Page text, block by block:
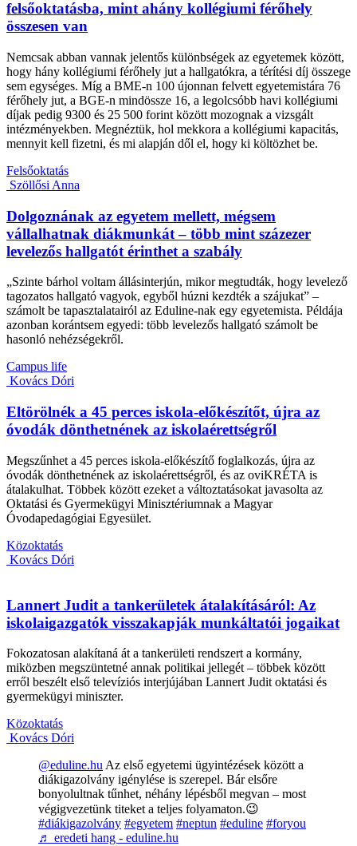
felsőoktatásba, mint ahány kollégiumi férőhely
összesen van
Nemcsak abban vannak jelentős különbségek az egyetemek között,
hogy hány kollégiumi férőhely jut a hallgatókra, a térítési díj összege
sem egységes. Míg a BME-n 100 újonnan felvett egyetemistára 76
férőhely jut, a BGE-n mindössze 16, a legolcsóbb havi kollégiumi
díjak pedig 9300 és 25 500 forint között mozognak a vizsgált
intézményekben. Megnéztük, hol mekkora a kollégiumi kapacitás,
mennyit kell fizetni, és mi alapján dől el, hogy ki költözhet be.
Felsőoktatás
Szöllősi Anna
Dolgoznának az egyetem mellett, mégsem
vállalhatnak diákmunkát – több mint százezer
levelezős hallgatót érinthet a szabály
„Szinte bárhol voltam állásinterjún, mikor megtudták, hogy levelező
tagozatos hallgató vagyok, egyből húzni kezdték a szájukat” –
számolt be tapasztalatairól az Eduline-nak egy egyetemista. Példája
azonban korántsem egyedi: több levelezős hallgató számolt be
hasonló nehézségekről.
Campus life
Kovács Dóri
Eltörölnék a 45 perces iskola-előkészítőt, újra az
óvodák dönthetnének az iskolaérettségről
Megszűnhet a 45 perces iskola-előkészítő foglalkozás, újra az
óvodák dönthetnének az iskolaérettségről, és az oviKRÉTA is
átalakulhat. Többek között ezeket a változtatásokat javasolta az
Oktatási és Gyermekügyi Minisztériumnak a Magyar
Óvodapedagógiai Egyesület.
Közoktatás
Kovács Dóri
Lannert Judit a tankerületek átalakításáról: Az
iskolaigazgatók visszakapják munkáltatói jogaikat
Fokozatosan alakítaná át a tankerületi rendszert a kormány,
miközben megszüntetné annak politikai jellegét – többek között
erről beszélt első televíziós interjújában Lannert Judit oktatási és
gyermekügyi miniszter.
Közoktatás
Kovács Dóri
@eduline.hu Az első egyetemi ügyintézések között a
diákigazolvány igénylése is szerepel. Bár elsőre
bonyolultnak tűnhet, néhány lépésből megvan – most
végigvezetünk titeket a teljes folyamaton.😉
#diákigazolvány #egyetem #neptun #eduline #foryou
♬ eredeti hang - eduline.hu